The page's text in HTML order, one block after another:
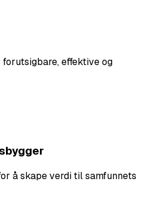
effektive og
å skape verdi til samfunnets